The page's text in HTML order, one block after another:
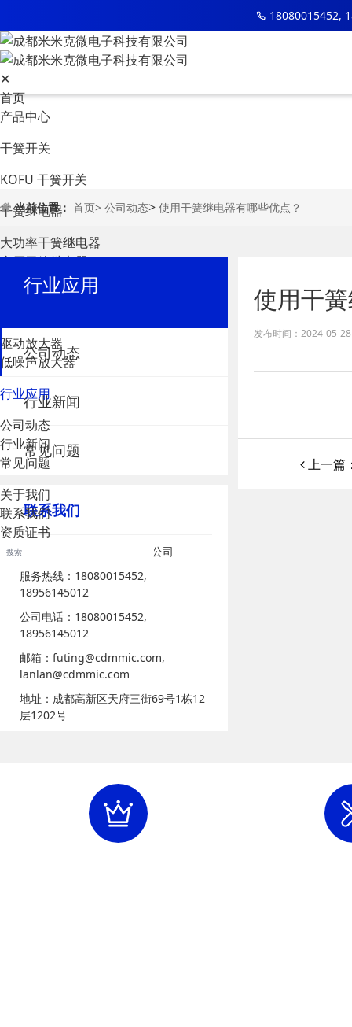
18080015452,
✕
首页
产品中心
干簧开关
KOFU 干簧开关
干簧继电器
大功率干簧继电器
高压干簧继电器
通用干簧继电器
驱动放大器
低噪声放大器
行业应用
公司动态
行业新闻
常见问题
关于我们
联系我们
资质证书
当前位置： 首页> 公司动态> 使用干簧继电器有哪些优点？
行业应用
公司动态
行业新闻
常见问题
联系我们
成都米米克微电子科技有限公司
服务热线：18080015452,
18956145012
公司电话：18080015452,
18956145012
邮箱：futing@cdmmic.com,
lanlan@cdmmic.com
地址：成都高新区天府三街69号1栋12
层1202号
使用干
发布时间：2024-05-
上一篇